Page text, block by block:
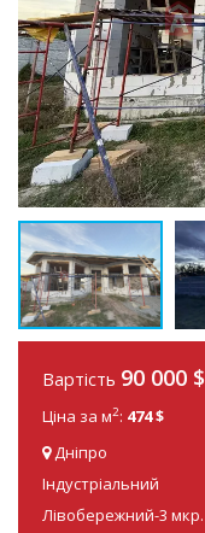
Вартість 90 000 $
Ціна за м2: 474 $
Дніпро
Індустріальний
Лівобережний-3 мкр.